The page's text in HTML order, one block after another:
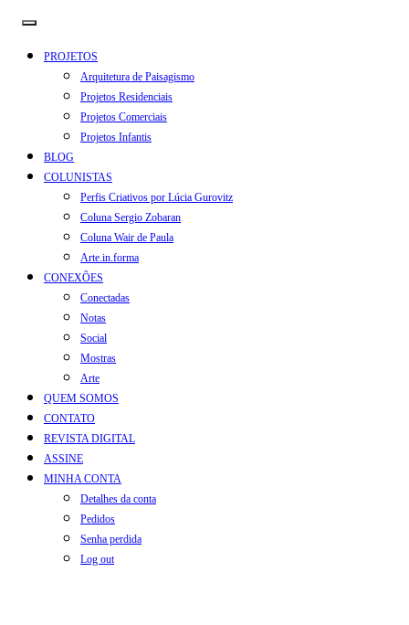
PROJETOS
Arquitetura de Paisagismo
Projetos Residenciais
Projetos Comerciais
Projetos Infantis
BLOG
COLUNISTAS
Perfis Criativos por Lúcia Gurovitz
Coluna Sergio Zobaran
Coluna Wair de Paula
Arte.in.forma
CONEXÕES
Conectadas
Notas
Social
Mostras
Arte
QUEM SOMOS
CONTATO
REVISTA DIGITAL
ASSINE
MINHA CONTA
Detalhes da conta
Pedidos
Senha perdida
Log out